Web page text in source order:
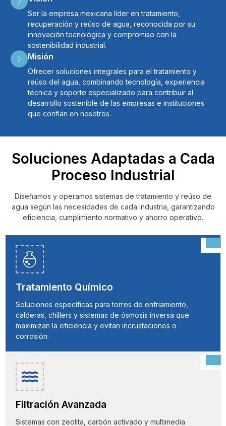
Ser la empresa mexicana líder en tratamiento,
recuperación y reúso de agua, reconocida por su
innovación tecnológica y compromiso con la
sostenibilidad industrial.
Misión
Ofrecer soluciones integrales para el tratamiento y
reúso del agua, combinando tecnología, experiencia
técnica y soporte especializado para contribuir al
desarrollo sostenible de las empresas e instituciones
que confían en nosotros.
Soluciones Adaptadas a Cada
Proceso Industrial
Diseñamos y operamos sistemas de tratamiento y reúso de
agua según las necesidades de cada industria, garantizando
eficiencia, cumplimiento normativo y ahorro operativo.
Tratamiento Químico
Soluciones específicas para torres de enfriamiento,
calderas, chillers y sistemas de ósmosis inversa que
maximizan la eficiencia y evitan incrustaciones o
corrosión.
Filtración Avanzada
Sistemas con zeolita, carbón activado y multimedia